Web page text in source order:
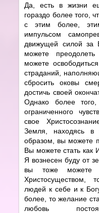
Да, есть в жизни
гораздо более того,
с этим более,
импульсом
движущей силой за
можете
можете
страданий,
сбросить оковы
достичь своей
Однако более
ограниченного
свое
Земля, находясь в
образом, вы можете
Вы можете стать как
Я вознесен буду от
вы тоже можете
Христосуществом,
людей к себе и к
более, то желание
любовь